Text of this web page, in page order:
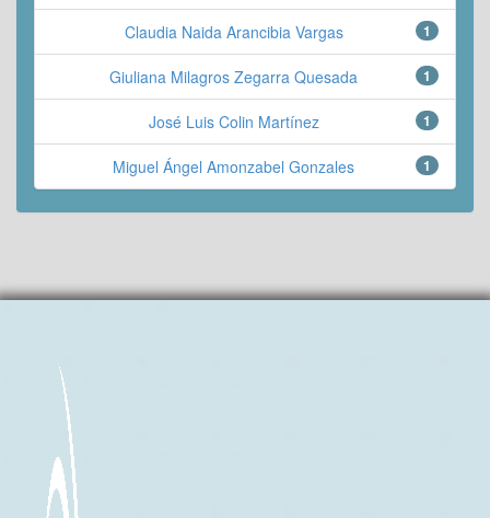
1
Claudia Naida Arancibia Vargas
1
Giuliana Milagros Zegarra Quesada
1
José Luis Colin Martínez
1
Miguel Ángel Amonzabel Gonzales